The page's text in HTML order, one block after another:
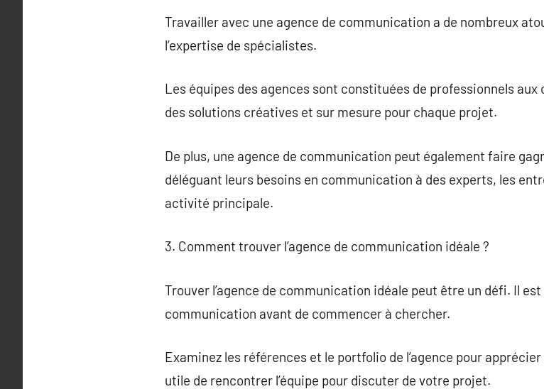
Travailler avec une agence de communication a de nombreux
l’expertise de spécialistes.
Les équipes des agences sont constituées de professionnels
des solutions créatives et sur mesure pour chaque projet.
De plus, une agence de communication peut également faire
déléguant leurs besoins en communication à des experts, les
activité principale.
3. Comment trouver l’agence de communication idéale ?
Trouver l’agence de communication idéale peut être un défi. Il
communication avant de commencer à chercher.
Examinez les références et le portfolio de l’agence pour
utile de rencontrer l’équipe pour discuter de votre projet.